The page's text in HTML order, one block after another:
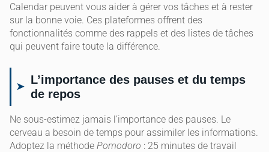
Calendar peuvent vous aider à gérer vos tâches et à rester
sur la bonne voie. Ces plateformes offrent des
fonctionnalités comme des rappels et des listes de tâches
qui peuvent faire toute la différence.
L’importance des pauses et du temps
de repos
Ne sous-estimez jamais l’importance des pauses. Le
cerveau a besoin de temps pour assimiler les informations.
Adoptez la méthode Pomodoro : 25 minutes de travail